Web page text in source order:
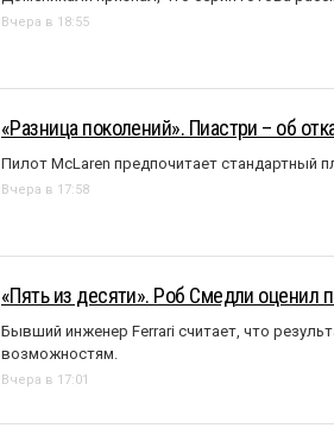
Вчера в 18:55
«Разница поколений». Пиастри – об
Пилот McLaren предпочитает стандартный
Вчера в 17:58
«Пять из десяти». Роб Смедли оценил
Бывший инженер Ferrari считает, что
возможностям.
Вчера в 17:01